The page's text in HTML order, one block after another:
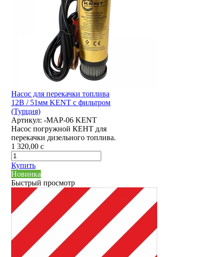
Насос для перекачки топлива
12В / 51мм KENT с фильтром
(Турция)
Артикул: -MAP-06 KENT
Насос погружной КЕНТ для
перекачки дизельного топлива.
1 320,00 c
Купить
Новинка
Быстрый просмотр